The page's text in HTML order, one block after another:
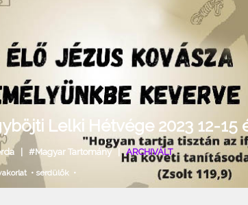
Lelki Hétvége 2023 12-15
| #Magyar Tartomány| ARCHIVÁLT
• serdülők•